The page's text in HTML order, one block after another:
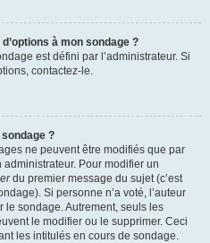
à mon sondage ?
est défini par l’administrateur. Si
contactez-le.
?
ne peuvent être modifiés que par
Pour modifier un
du premier message du sujet (c’est
Si personne n’a voté, l’auteur
sondage. Autrement, seuls les
le modifier ou le supprimer. Ceci
les intitulés en cours de sondage.